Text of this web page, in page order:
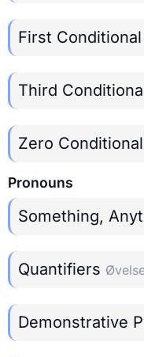
First Conditional
Third
Zero Conditional
Pronouns
Something,
Quantifiers
Demonstrative